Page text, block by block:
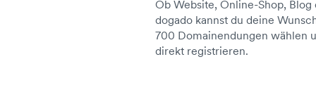
Ob Website, Online-Shop,
dogado kannst du deine
700 Domainendungen wählen
direkt registrieren.